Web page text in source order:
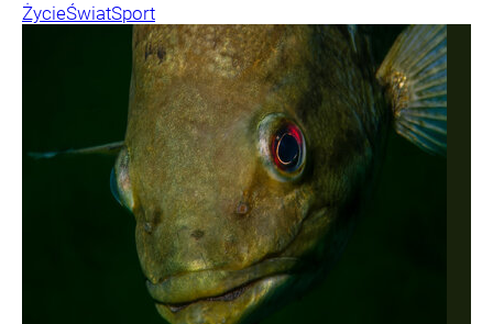
ŻycieŚwiatSport